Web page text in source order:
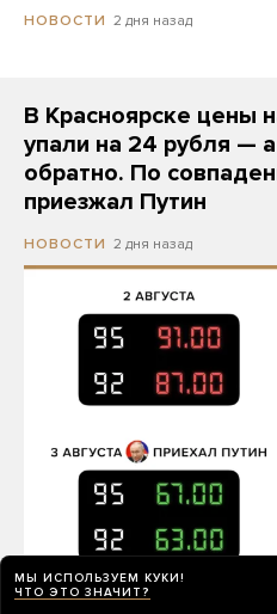
НОВОСТИ 2 дня назад
В Красноярске цены
упали на 24 рубля —
обратно. По
приезжал Путин
НОВОСТИ 2 дня назад
МЫ ИСПОЛЬЗУЕМ КУКИ!
ЧТО ЭТО ЗНАЧИТ?